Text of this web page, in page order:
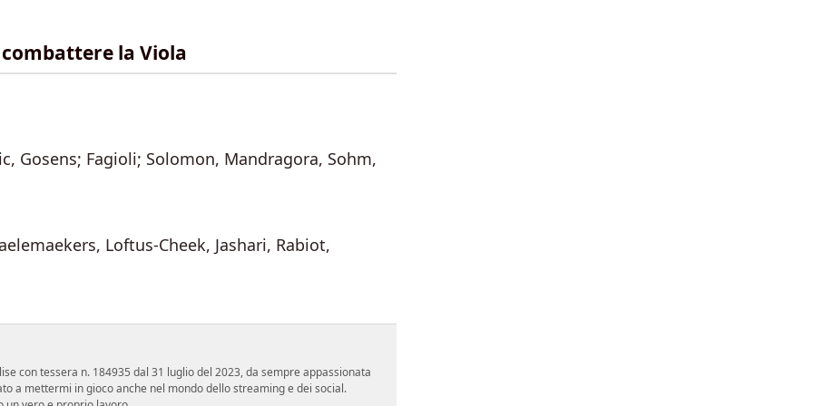
la Viola
Gosens; Fagioli; Solomon, Mandragora, Sohm,
Loftus-Cheek, Jashari, Rabiot,
con tessera n. 184935 dal 31 luglio del 2023, da sempre appassionata
a mettermi in gioco anche nel mondo dello streaming e dei social.